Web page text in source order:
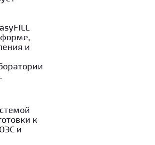
и
к
и